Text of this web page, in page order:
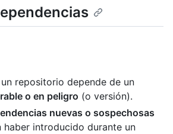
repositorio depende de un
o en peligro (o versión).
nuevas o sospechosas
haber introducido durante un